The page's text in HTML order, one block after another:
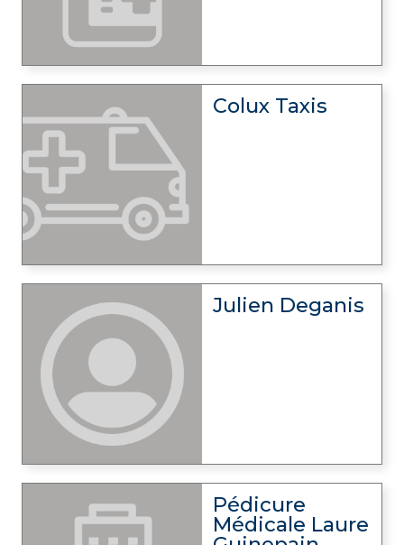
Colux Taxis
Julien Deganis
Pédicure
Médicale Laure